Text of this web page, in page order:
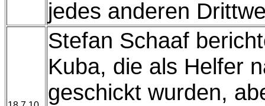
jedes anderen
Stefan Schaaf
Kuba, die als Helfer
geschickt wurden,